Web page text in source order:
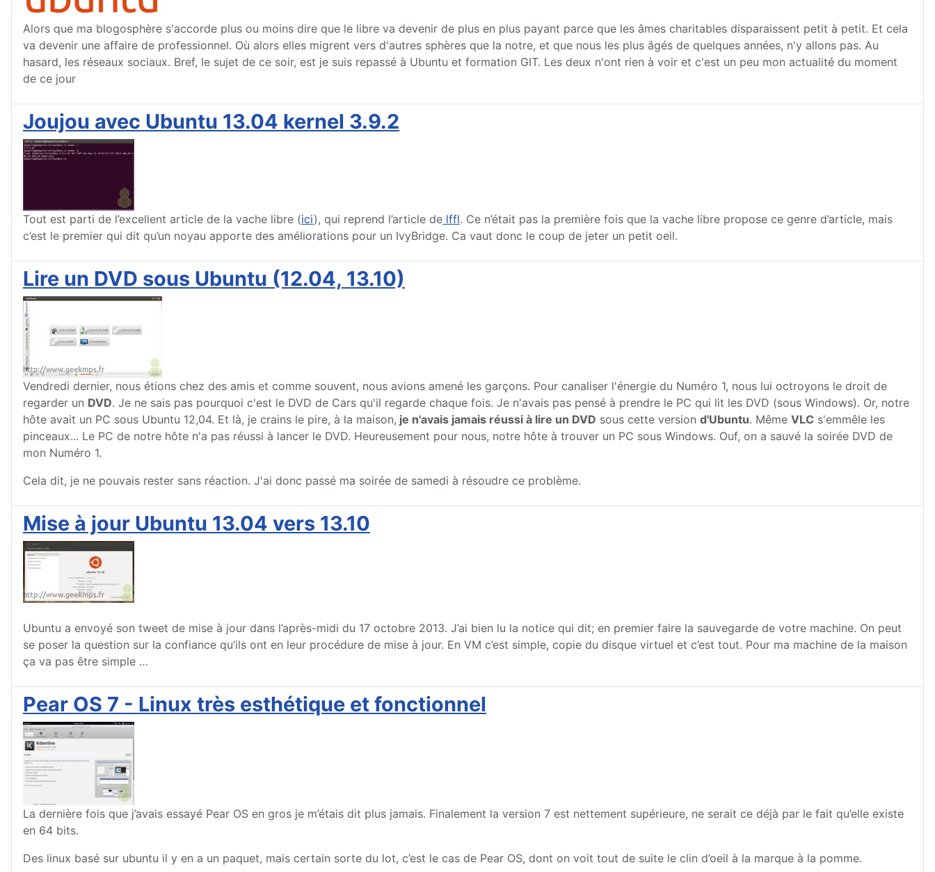
Alors que ma blogosphère s'accorde plus ou moins dire que le libre va devenir de plus en plus payant parce que les âmes charitables disparaissent petit à petit. Et cela
va devenir une affaire de professionnel. Où alors elles migrent vers d'autres sphères que la notre, et que nous les plus âgés de quelques années, n'y allons pas. Au
hasard, les réseaux sociaux. Bref, le sujet de ce soir, est je suis repassé à Ubuntu et formation GIT. Les deux n'ont rien à voir et c'est un peu mon actualité du moment
de ce jour
Joujou avec Ubuntu 13.04 kernel 3.9.2
Tout est parti de l’excellent article de la vache libre (ici), qui reprend l’article de lffl. Ce n’était pas la première fois que la vache libre propose ce genre d’article, mais
c’est le premier qui dit qu’un noyau apporte des améliorations pour un IvyBridge. Ca vaut donc le coup de jeter un petit oeil.
Lire un DVD sous Ubuntu (12.04, 13.10)
Vendredi dernier, nous étions chez des amis et comme souvent, nous avions amené les garçons. Pour canaliser l'énergie du Numéro 1, nous lui octroyons le droit de
regarder un DVD. Je ne sais pas pourquoi c'est le DVD de Cars qu'il regarde chaque fois. Je n'avais pas pensé à prendre le PC qui lit les DVD (sous Windows). Or, notre
hôte avait un PC sous Ubuntu 12,04. Et là, je crains le pire, à la maison, je n'avais jamais réussi à lire un DVD sous cette version d'Ubuntu. Même VLC s'emmêle les
pinceaux... Le PC de notre hôte n'a pas réussi à lancer le DVD. Heureusement pour nous, notre hôte à trouver un PC sous Windows. Ouf, on a sauvé la soirée DVD de
mon Numéro 1.
Cela dit, je ne pouvais rester sans réaction. J'ai donc passé ma soirée de samedi à résoudre ce problème.
Mise à jour Ubuntu 13.04 vers 13.10
Ubuntu a envoyé son tweet de mise à jour dans l’après-midi du 17 octobre 2013. J’ai bien lu la notice qui dit; en premier faire la sauvegarde de votre machine. On peut
se poser la question sur la confiance qu’ils ont en leur procédure de mise à jour. En VM c’est simple, copie du disque virtuel et c’est tout. Pour ma machine de la maison
ça va pas être simple …
Pear OS 7 - Linux très esthétique et fonctionnel
La dernière fois que j’avais essayé Pear OS en gros je m’étais dit plus jamais. Finalement la version 7 est nettement supérieure, ne serait ce déjà par le fait qu’elle existe
en 64 bits.
Des linux basé sur ubuntu il y en a un paquet, mais certain sorte du lot, c’est le cas de Pear OS, dont on voit tout de suite le clin d’oeil à la marque à la pomme.